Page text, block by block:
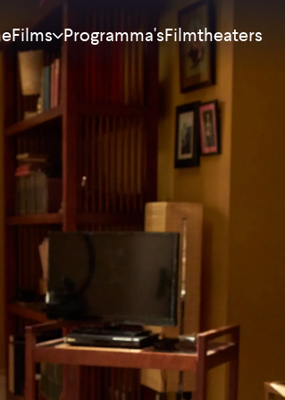
Films
bekeken
films
Programma'sFilmtheaters